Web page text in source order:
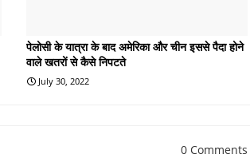
पेलोसी के यात्रा के बाद अमेरिका और चीन इससे पैदा होने
वाले खतरों से कैसे निपटते
July 30, 2022
0 Comments